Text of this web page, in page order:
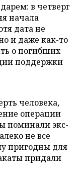
в четверг
начала
дата не
и даже как-то
о погибших
поддержки
человека,
операции
поминали экс-
не все
пригодны для
придали